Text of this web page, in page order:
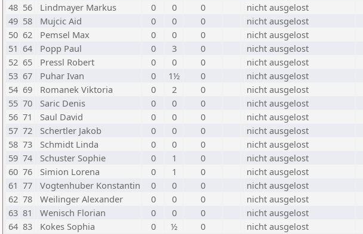
48 56 Lindmayer Markus 0 0 0
nicht ausgelost
49 58 Mujcic Aid 0 0 0
nicht ausgelost
50 62 Pemsel Max 0 0 0
nicht ausgelost
51 64 Popp Paul 0 3 0
nicht ausgelost
52 65 Pressl Robert 0 0 0
nicht ausgelost
53 67 Puhar Ivan 0 1½ 0
nicht ausgelost
54 69 Romanek Viktoria 0 2 0
nicht ausgelost
55 70 Saric Denis 0 0 0
nicht ausgelost
56 71 Saul David 0 0 0
nicht ausgelost
57 72 Schertler Jakob 0 0 0
nicht ausgelost
58 73 Schmidt Linda 0 0 0
nicht ausgelost
59 74 Schuster Sophie 0 1 0
nicht ausgelost
60 76 Simion Lorena 0 1 0
nicht ausgelost
61 77 Vogtenhuber Konstantin 0 0 0
nicht ausgelost
62 78 Weilinger Alexander 0 0 0
nicht ausgelost
63 81 Wenisch Florian 0 0 0
nicht ausgelost
64 83 Kokes Sophia 0 ½ 0 nicht ausgelost